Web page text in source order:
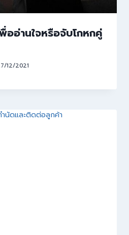
ออ่านใจหรือจับโกหกคู่
12/2021